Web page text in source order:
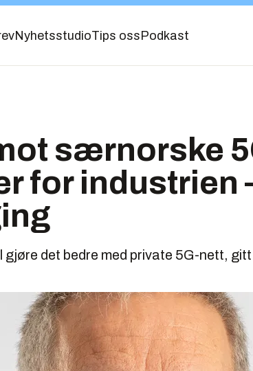
NyhetsstudioTips oss Podkast
særnorske
for industrien
det bedre med private 5G-nett,